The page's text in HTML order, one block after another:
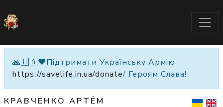
🙏🇺🇦❤️Підтримати Українську Армію
https://savelife.in.ua/donate/ Героям Слава!
КРАВЧЕНКО АРТЁМ